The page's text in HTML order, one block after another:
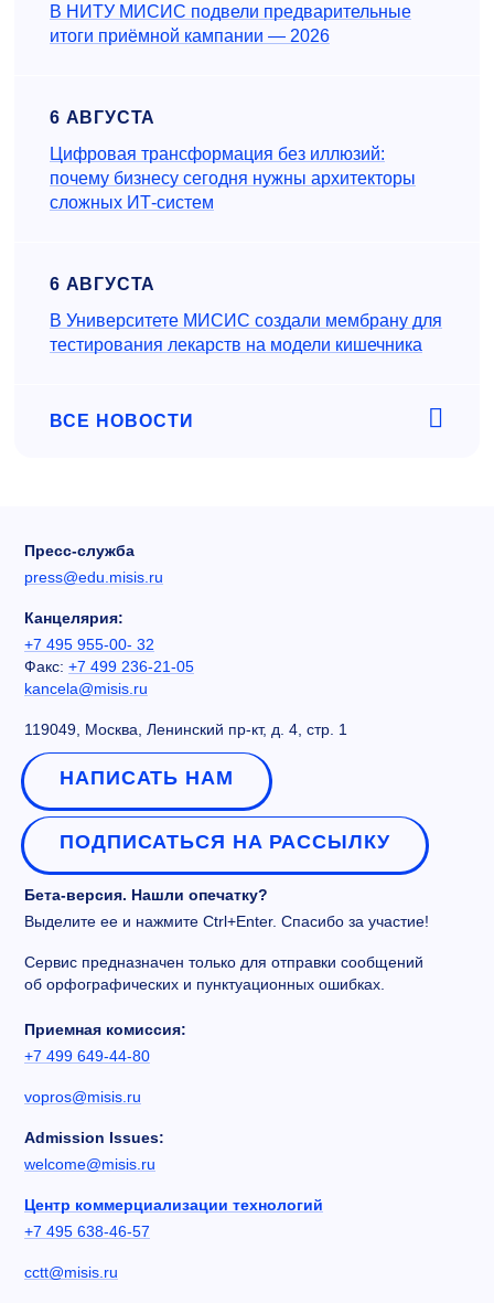
В НИТУ МИСИС подвели предварительные
итоги приёмной кампании — 2026
6 АВГУСТА
Цифровая трансформация без иллюзий:
почему бизнесу сегодня нужны архитекторы
сложных ИТ-систем
6 АВГУСТА
В Университете МИСИС создали мембрану для
тестирования лекарств на модели кишечника
ВСЕ НОВОСТИ
Пресс-служба
press@edu.misis.ru
Канцелярия:
+7 495 955-00- 32
Факс: +7 499 236-21-05
kancela@misis.ru
119049, Москва, Ленинский пр-кт, д. 4, стр. 1
НАПИСАТЬ НАМ
ПОДПИСАТЬСЯ НА РАССЫЛКУ
Бета-версия. Нашли опечатку?
Выделите ее и нажмите Ctrl+Enter. Спасибо за участие!
Сервис предназначен только для отправки сообщений
об орфографических и пунктуационных ошибках.
Приемная комиссия:
+7 499 649-44-80
vopros@misis.ru
Admission Issues:
welcome@misis.ru
Центр коммерциализации технологий
+7 495 638-46-57
cctt@misis.ru